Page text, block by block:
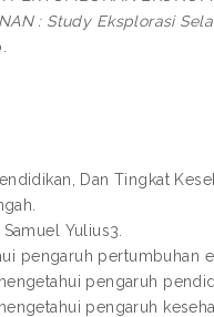
: Study Eksplorasi
Dan Tingkat
Yulius3.
pengaruh pertumbuhan
pengaruh
pengaruh